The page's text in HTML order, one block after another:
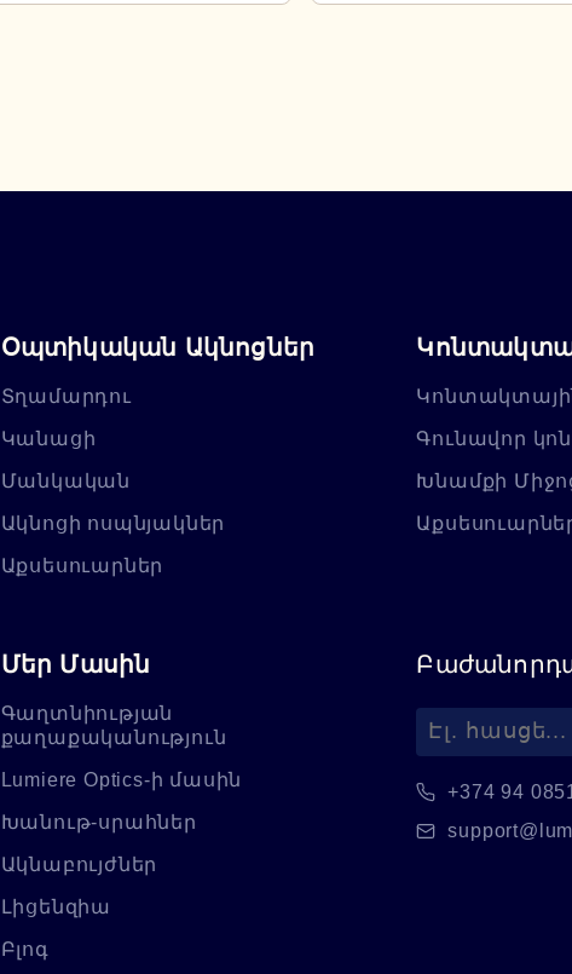
Օպտիկական Ակնոցներ
Տղամարդու
Կանացի
Մանկական
Ակնոցի ոսպնյակներ
Աքսեսուարներ
Գունավոր
Խնամքի
Մեր Մասին
Գաղտնիության
քաղաքականություն
Lumiere Optics-ի մասին
Խանութ-սրահներ
Ակնաբույժներ
Լիցենզիա
Բլոգ
+374 94